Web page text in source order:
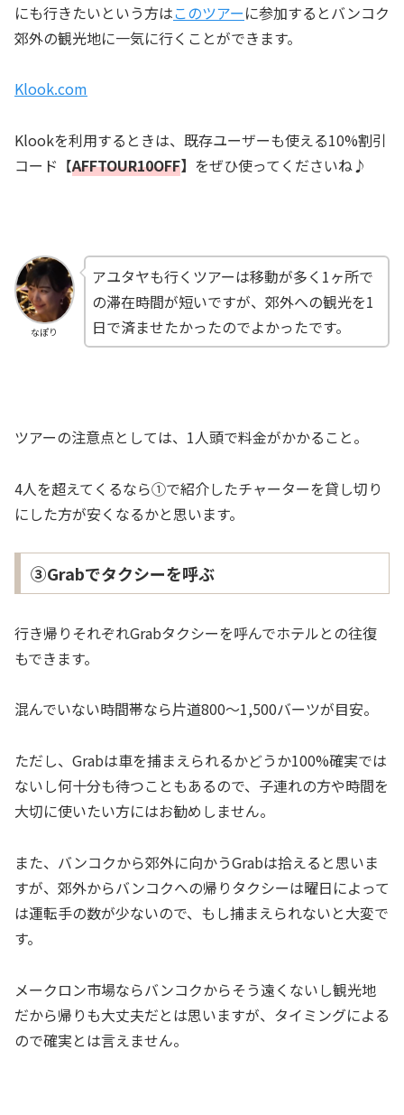
にも行きたいという方はこのツアーに参加するとバンコク
郊外の観光地に一気に行くことができます。
Klook.com
Klookを利用するときは、既存ユーザーも使える10%割引
コード【AFFTOUR10OFF】 をぜひ使ってくださいね♪
なぽり
アユタヤも行くツアーは移動が多く1ヶ所で
の滞在時間が短いですが、郊外への観光を1
日で済ませたかったのでよかったです。
ツアーの注意点としては、1人頭で料金がかかること。
4人を超えてくるなら①で紹介したチャーターを貸し切り
にした方が安くなるかと思います。
③Grabでタクシーを呼ぶ
行き帰りそれぞれGrabタクシーを呼んでホテルとの往復
もできます。
混んでいない時間帯なら片道800〜1,500バーツが目安。
ただし、Grabは車を捕まえられるかどうか100%確実では
ないし何十分も待つこともあるので、子連れの方や時間を
大切に使いたい方にはお勧めしません。
また、バンコクから郊外に向かうGrabは拾えると思いま
すが、郊外からバンコクへの帰りタクシーは曜日によって
は運転手の数が少ないので、もし捕まえられないと大変で
す。
メークロン市場ならバンコクからそう遠くないし観光地
だから帰りも大丈夫だとは思いますが、タイミングによる
ので確実とは言えません。